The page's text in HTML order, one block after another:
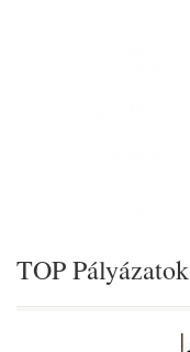
TOP Pályázatok